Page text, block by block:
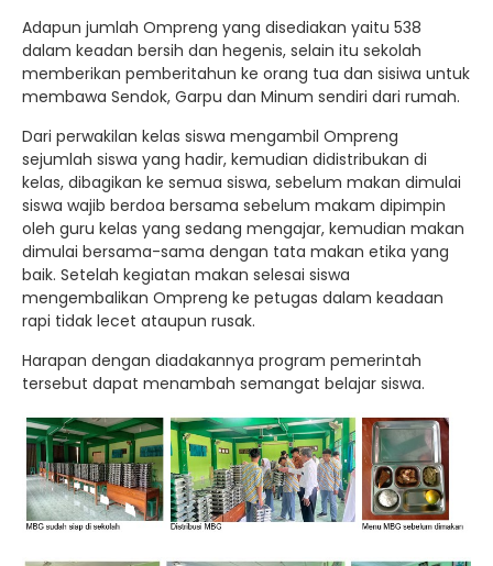
Adapun jumlah Ompreng yang disediakan yaitu 538
dalam keadan bersih dan hegenis, selain itu sekolah
memberikan pemberitahun ke orang tua dan sisiwa untuk
membawa Sendok, Garpu dan Minum sendiri dari rumah.
Dari perwakilan kelas siswa mengambil Ompreng
sejumlah siswa yang hadir, kemudian didistribukan di
kelas, dibagikan ke semua siswa, sebelum makan dimulai
siswa wajib berdoa bersama sebelum makam dipimpin
oleh guru kelas yang sedang mengajar, kemudian makan
dimulai bersama-sama dengan tata makan etika yang
baik. Setelah kegiatan makan selesai siswa
mengembalikan Ompreng ke petugas dalam keadaan
rapi tidak lecet ataupun rusak.
Harapan dengan diadakannya program pemerintah
tersebut dapat menambah semangat belajar siswa.